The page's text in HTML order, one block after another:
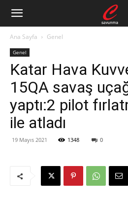
Ana Sayfa Genel
Genel
Katar Hava
15QA savaş
yaptı:2 pilot
ile atladı
19 Mayıs 2021 1348 0